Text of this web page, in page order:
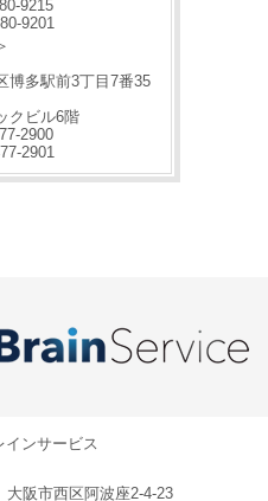
9215
9201
博多駅前3丁目7番35
クビル6階
2900
2901
インサービス
阪市西区阿波座2-4-23